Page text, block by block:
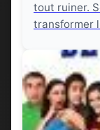
tout ruiner.
transformer